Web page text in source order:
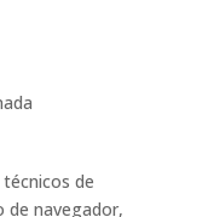
de
de navegador,